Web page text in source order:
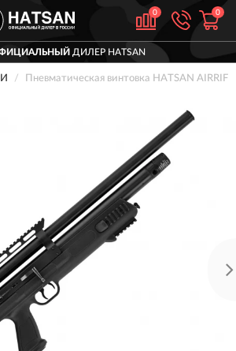
0 0
ДИЛЕР HATSAN
Пневматическая винтовка HATSAN